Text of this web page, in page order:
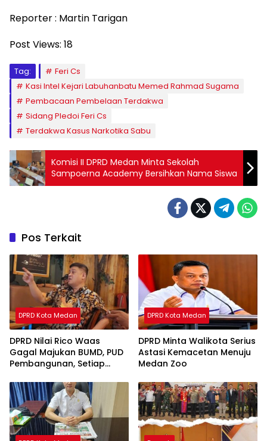
Reporter : Martin Tarigan
Post Views: 18
Tag:
Feri Cs
Kasi Intel Kejari Labuhanbatu Memed Rahmad Sugama
Pembacaan Pembelaan Terdakwa
Sidang Pledoi Feri Cs
Terdakwa Kasus Narkotika Sabu
Komisi II DPRD Medan Minta Sekolah
Sampoerna Academy Bersihkan Nama Siswa
Pos Terkait
DPRD Kota Medan
DPRD Nilai Rico Waas
Gagal Majukan BUMD, PUD
Pembangunan, Setiap
DPRD Kota Medan
DPRD Minta Walikota Serius
Astasi Kemacetan Menuju
Medan Zoo